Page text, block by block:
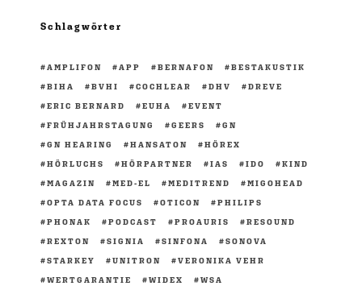
Schlagwörter
AMPLIFON APP BERNAFON
BESTAKUSTIK
BIHA
BVHI COCHLEAR DHV
DREVE
ERIC BERNARD
EUHA
EVENT
FRÜHJAHRSTAGUNG
GEERS
GN
GN HEARING
HANSATON
HÖREX
HÖRLUCHS
HÖRPARTNER IAS IDO
KIND
MAGAZIN
MED-EL MEDITREND
MIGOHEAD
OPTA DATA FOCUS
OTICON
PHILIPS
PHONAK
PODCAST PROAURIS
RESOUND
REXTON
SIGNIA SINFONA
SONOVA
STARKEY
UNITRON
VERONIKA VEHR
WERTGARANTIE
WIDEX
WSA